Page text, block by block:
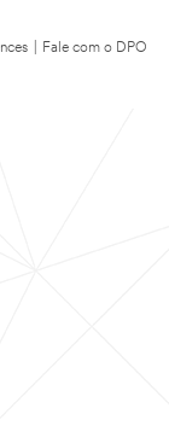
Fale com o DPO